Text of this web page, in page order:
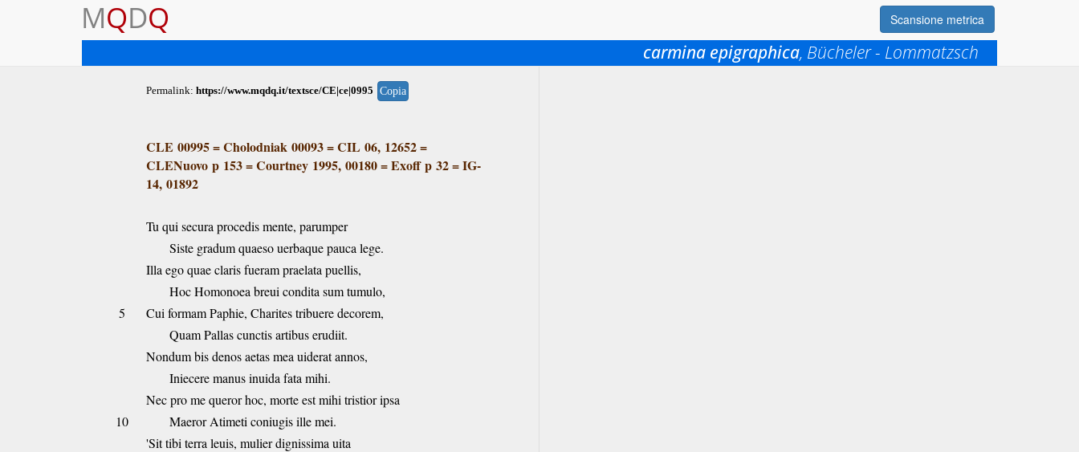
MQDQ Scansione metrica
carmina epigraphica, Bücheler - Lommatzsch
Permalink: https://www.mqdq.it/textsce/CE|ce|0995 Copia
CLE 00995=Cholodniak 00093=CIL 06, 12652=
CLENuovo p 153=Courtney 1995, 00180=Exoff p 32=IG-
14, 01892
Tu qui secura procedis mente, parumper
Siste gradum quaeso uerbaque pauca lege.
Illa ego quae claris fueram praelata puellis,
Hoc Homonoea breui condita sum tumulo,
5
Cui formam Paphie, Charites tribuere decorem,
Quam Pallas cunctis artibus erudiit.
Nondum bis denos aetas mea uiderat annos,
Iniecere manus inuida fata mihi.
Nec pro me queror hoc, morte est mihi tristior ipsa
10
Maeror Atimeti coniugis ille mei.
'Sit tibi terra leuis, mulier dignissima uita